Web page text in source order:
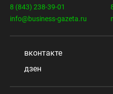
8 (843) 238-39-01
info@business-gazeta.ru
вконтакте
дзен